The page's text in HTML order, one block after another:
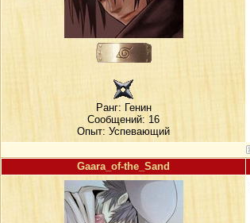
Ранг: Генин
Сообщений: 16
Опыт: Успевающий
Gaara_of-the_Sand